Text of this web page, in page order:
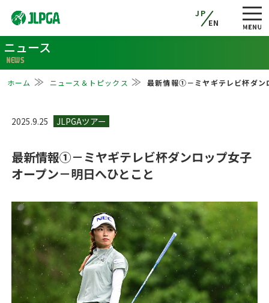
JP
EN
ニュース
NEWS
ホーム ニュース＆トピックス 最新情報①－ミヤギテレビ杯ダン
2025.9.25
最新情報①－ミヤギテレビ杯ダンロップ女子
オープン－明日へひとこと